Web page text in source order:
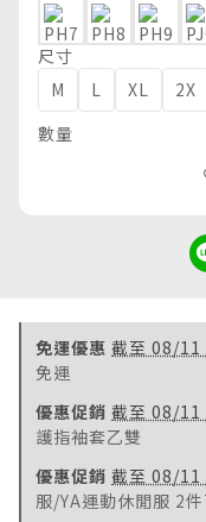
尺寸
M
L XL
2X
數量
免運優惠 截至 08/11
免運
優惠促銷 截至 08/11
護指袖套乙雙
優惠促銷 截至 08/11
服/YA運動休閒服 2件